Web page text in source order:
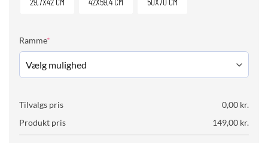
Ramme*
Tilvalgs pris 0,00 kr.
Produkt pris
149,00 kr.